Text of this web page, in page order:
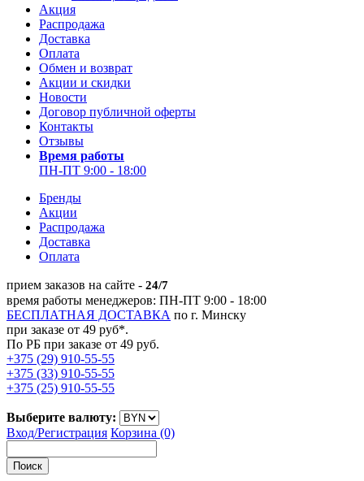
Акция
Распродажа
Доставка
Оплата
Обмен и возврат
Акции и скидки
Новости
Договор публичной оферты
Контакты
Отзывы
Время работы
ПН-ПТ 9:00 - 18:00
Бренды
Акции
Распродажа
Доставка
Оплата
прием заказов на сайте - 24/7
время работы менеджеров: ПН-ПТ 9:00 - 18:00
БЕСПЛАТНАЯ ДОСТАВКА по г. Минску
при заказе от 49 руб*.
По РБ при заказе от 49 руб.
+375 (29) 910-55-55
+375 (33) 910-55-55
+375 (25) 910-55-55
Выберите валюту:
Вход/Регистрация Корзина (0)
Поиск